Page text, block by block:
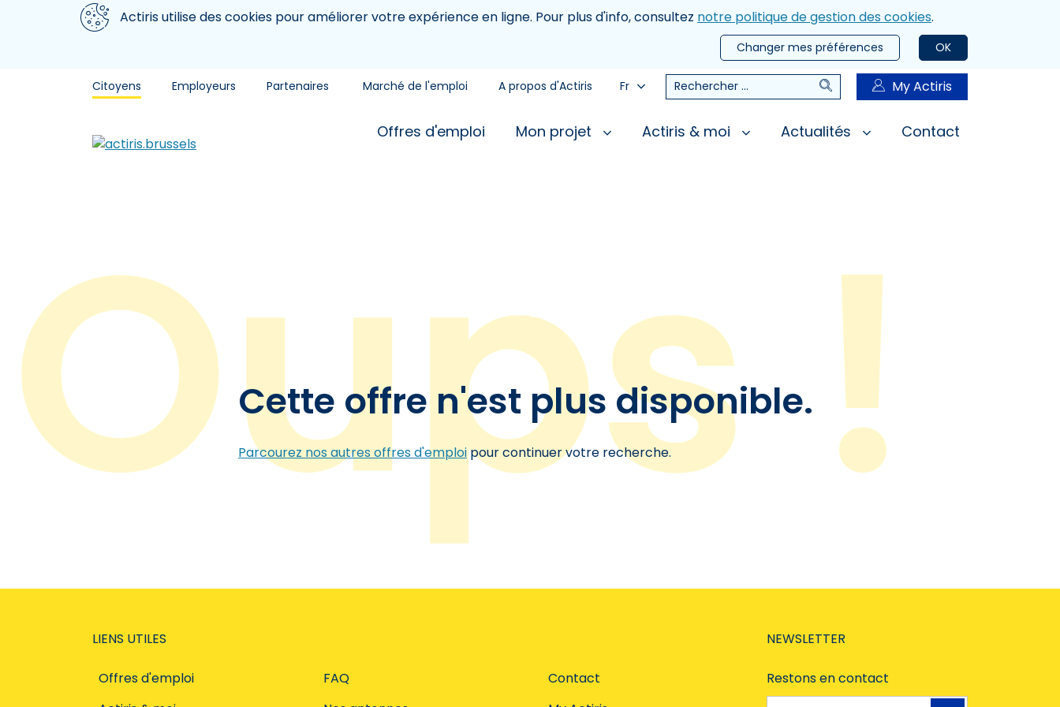
Aller au contenu principal
Nous utilisons des cookiesActiris utilise des cookies pour améliorer votre expérience en ligne. Pour plus d'info, consultez notre politique de gestion des cookies.
OK
Changer mes préférences
Citoyens Employeurs Partenaires Marché de l'emploi A propos d'Actiris Fr Rechercher RechercherMy Actiris
Offres d'emploi Mon projet Actiris & moi Actualités Contact
Cette offre n'est plus disponible.
Parcourez nos autres offres d'emploipour continuer votre recherche.
LIENS UTILES
Offres d'emploi
FAQ
Contact
NEWSLETTER
Restons en contact